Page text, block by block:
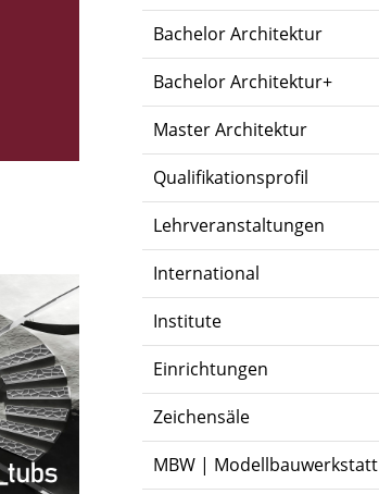
Bachelor Architektur
Bachelor Architektur+
Master Architektur
Qualifikationsprofil
Lehrveranstaltungen
International
Institute
Einrichtungen
Zeichensäle
MBW | Modellbauwerkstatt